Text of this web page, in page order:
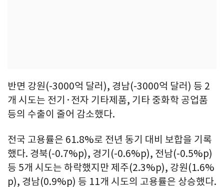
반면 강원(-3000억 달러), 경남(-3000억 달러) 등 2
개 시도는 전기·전자 기타제품, 기타 중화학 공업품
등의 수출이 줄어 감소했다.
전국 고용률은 61.8%로 전년 동기 대비 보합을 기록
했다. 경북(-0.7%p), 경기(-0.6%p), 전남(-0.5%p)
등 5개 시도는 하락했지만 제주(2.3%p), 강원(1.6%
p), 경남(0.9%p) 등 11개 시도의 고용률은 상승했다.